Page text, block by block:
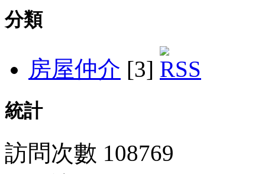
分類
房屋仲介 [3]
統計
訪問次數 108769